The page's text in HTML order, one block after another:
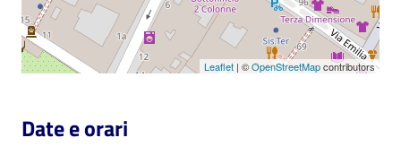
on line
Leaflet | ©OpenStreetMapcontributors
Date e orari